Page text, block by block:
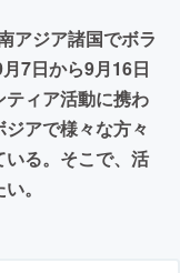
アジア諸国でボラ
7日から9月16日
ィア活動に携わ
アで様々な方々
る。そこで、活
。